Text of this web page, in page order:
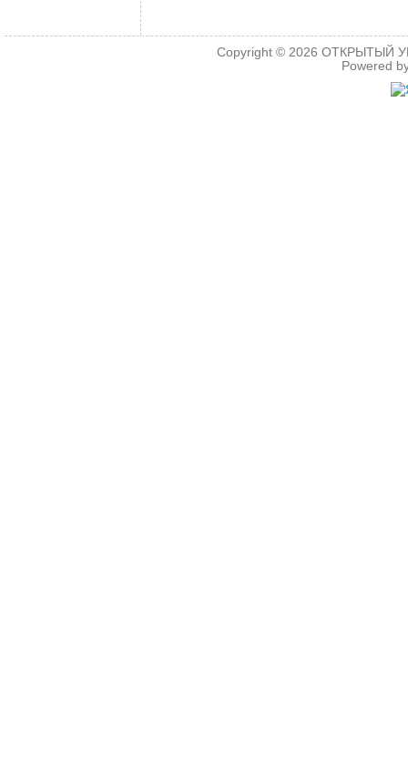
Copyright © 2026ОТКРЫТЫЙ
Powered